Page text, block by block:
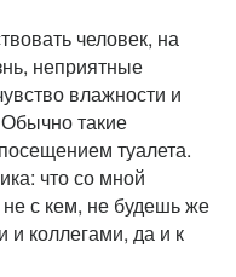
человек, на
неприятные
влажности и
такие
туалета.
что со мной
с кем, не будешь же
и коллегами, да и к